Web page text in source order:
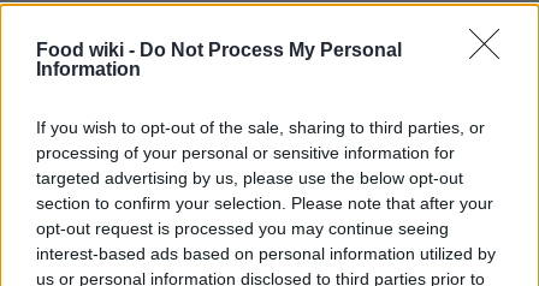
Food wiki - Do Not Process My Personal
Information
If you wish to opt-out of the sale, sharing to third parties, or
processing of your personal or sensitive information for
targeted advertising by us, please use the below opt-out
section to confirm your selection. Please note that after your
opt-out request is processed you may continue seeing
interest-based ads based on personal information utilized by
us or personal information disclosed to third parties prior to
Esistono innumerevoli ricette etniche che puoi
provare. Ecco alcune idee per iniziare:
Il curry è uno dei piatti più celebri della cucina
indiana. Preparato con pollo, spezie come curcuma
e garam masala, e cotto lentamente, il risultato è
un piatto ricco di sapori. Servilo con riso basmati